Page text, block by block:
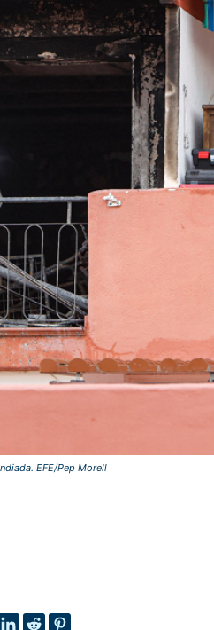
EFE/Pep Morell